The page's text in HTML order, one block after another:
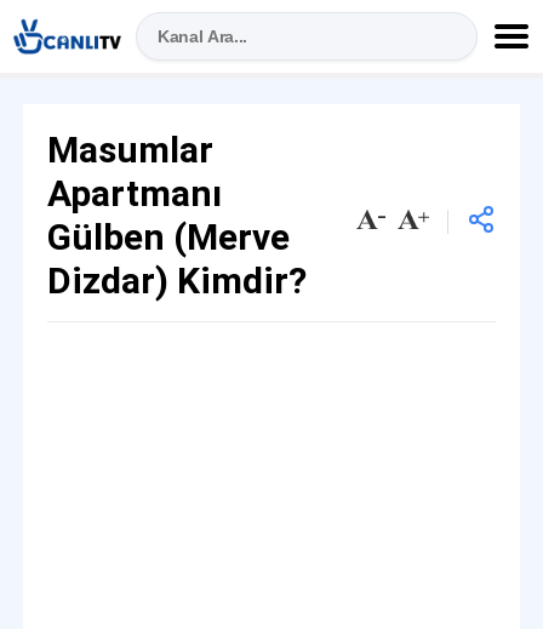
Masumlar
Apartmanı
Gülben (Merve
Dizdar) Kimdir?